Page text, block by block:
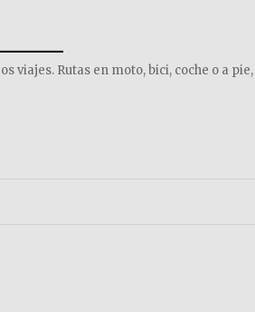
Rutas en moto, bici, coche o a